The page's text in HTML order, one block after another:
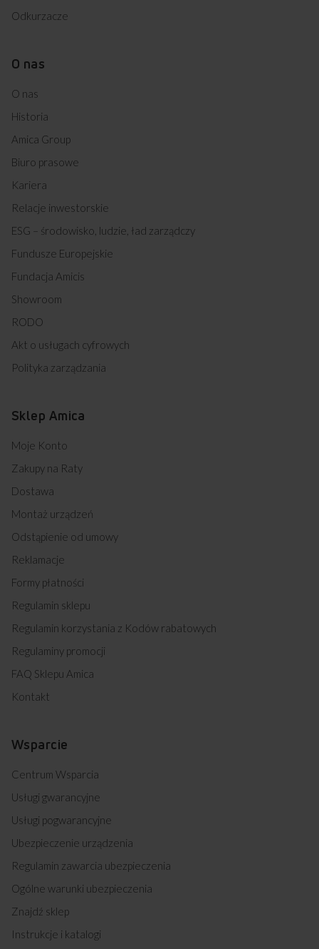
Odkurzacze
O nas
O nas
Historia
Amica Group
Biuro prasowe
Kariera
Relacje inwestorskie
ESG – środowisko, ludzie, ład zarządczy
Fundusze Europejskie
Fundacja Amicis
Showroom
RODO
Akt o usługach cyfrowych
Polityka zarządzania
Sklep Amica
Moje Konto
Zakupy na Raty
Dostawa
Montaż urządzeń
Odstąpienie od umowy
Reklamacje
Formy płatności
Regulamin sklepu
Regulamin korzystania z Kodów rabatowych
Regulaminy promocji
FAQ Sklepu Amica
Kontakt
Wsparcie
Centrum Wsparcia
Usługi gwarancyjne
Usługi pogwarancyjne
Ubezpieczenie urządzenia
Regulamin zawarcia ubezpieczenia
Ogólne warunki ubezpieczenia
Znajdź sklep
Instrukcje i katalogi